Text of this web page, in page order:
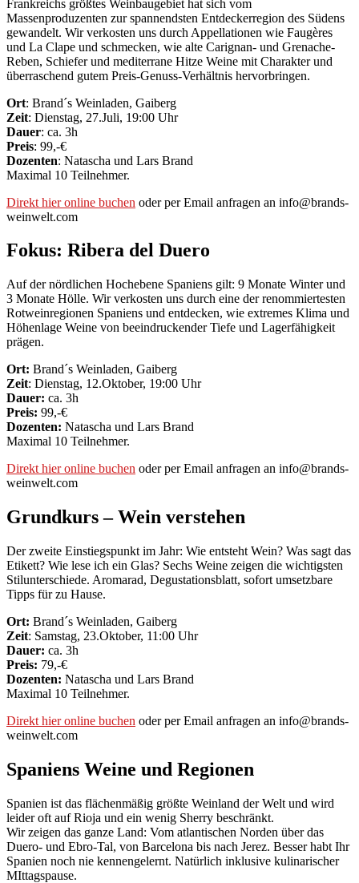
Frankreichs größtes Weinbaugebiet hat sich vom
Massenproduzenten zur spannendsten Entdeckerregion des Südens
gewandelt. Wir verkosten uns durch Appellationen wie Faugères
und La Clape und schmecken, wie alte Carignan- und Grenache-
Reben, Schiefer und mediterrane Hitze Weine mit Charakter und
überraschend gutem Preis-Genuss-Verhältnis hervorbringen.
Ort: Brand´s Weinladen, Gaiberg
Zeit: Dienstag, 27.Juli, 19:00 Uhr
Dauer: ca. 3h
Preis: 99,-€
Dozenten: Natascha und Lars Brand
Maximal 10 Teilnehmer.
Direkt hier online buchen oder per Email anfragen an info@brands-
weinwelt.com
Fokus: Ribera del Duero
Auf der nördlichen Hochebene Spaniens gilt: 9 Monate Winter und
3 Monate Hölle. Wir verkosten uns durch eine der renommiertesten
Rotweinregionen Spaniens und entdecken, wie extremes Klima und
Höhenlage Weine von beeindruckender Tiefe und Lagerfähigkeit
prägen.
Ort: Brand´s Weinladen, Gaiberg
Zeit: Dienstag, 12.Oktober, 19:00 Uhr
Dauer: ca. 3h
Preis: 99,-€
Dozenten: Natascha und Lars Brand
Maximal 10 Teilnehmer.
Direkt hier online buchen oder per Email anfragen an info@brands-
weinwelt.com
Grundkurs – Wein verstehen
Der zweite Einstiegspunkt im Jahr: Wie entsteht Wein? Was sagt das
Etikett? Wie lese ich ein Glas? Sechs Weine zeigen die wichtigsten
Stilunterschiede. Aromarad, Degustationsblatt, sofort umsetzbare
Tipps für zu Hause.
Ort: Brand´s Weinladen, Gaiberg
Zeit: Samstag, 23.Oktober, 11:00 Uhr
Dauer: ca. 3h
Preis: 79,-€
Dozenten: Natascha und Lars Brand
Maximal 10 Teilnehmer.
Direkt hier online buchen oder per Email anfragen an info@brands-
weinwelt.com
Spaniens Weine und Regionen
Spanien ist das flächenmäßig größte Weinland der Welt und wird
leider oft auf Rioja und ein wenig Sherry beschränkt.
Wir zeigen das ganze Land: Vom atlantischen Norden über das
Duero- und Ebro-Tal, von Barcelona bis nach Jerez. Besser habt Ihr
Spanien noch nie kennengelernt. Natürlich inklusive kulinarischer
MIttagspause.